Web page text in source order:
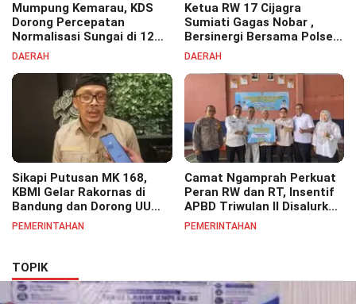
Mumpung Kemarau, KDS
Dorong Percepatan
Normalisasi Sungai di 12
Kecamatan Tekan Resiko
DAERAH
Ketua RW 17 Cijagra
Sumiati Gagas Nobar ,
Bersinergi Bersama Polsek
Bojongsoang Semarakkan
DAERAH
Sikapi Putusan MK 168,
KBMI Gelar Rakornas di
Bandung dan Dorong UU
Perlindungan Pekerja
PEMERINTAHAN
Camat Ngamprah Perkuat
Peran RW dan RT, Insentif
APBD Triwulan II Disalurkan
untuk Tingkatkan
PEMERINTAHAN
TOPIK